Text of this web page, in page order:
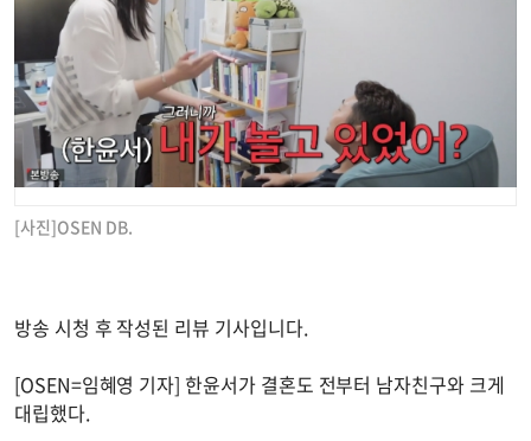
[사진]OSEN DB.
방송 시청 후 작성된 리뷰 기사입니다.
[OSEN=임혜영 기자] 한윤서가 결혼도 전부터 남자친구와 크게
대립했다.